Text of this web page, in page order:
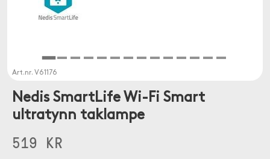
Art.nr. V61176
Nedis SmartLife Wi-Fi Smart
ultratynn taklampe
519 KR